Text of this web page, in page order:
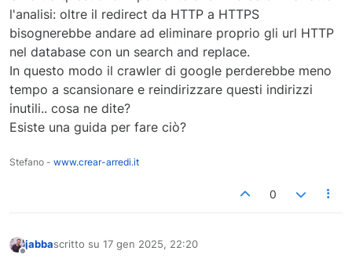
l'analisi: oltre il redirect da HTTP a HTTPS
bisognerebbe andare ad eliminare proprio gli url HTTP
nel database con un search and replace.
In questo modo il crawler di google perderebbe meno
tempo a scansionare e reindirizzare questi indirizzi
inutili.. cosa ne dite?
Esiste una guida per fare ciò?
Stefano - www.crear-arredi.it
0
jabbascritto su 17 gen 2025, 22:20
ultima modifica di